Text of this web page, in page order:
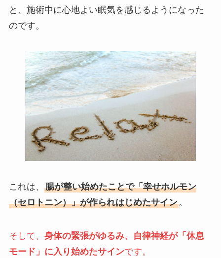
と、施術中に心地よい眠気を感じるようになった
のです。
これは、 腸が整い始めたことで「幸せホルモン
（セロトニン）」が作られはじめたサイン。
そして、 身体の緊張がゆるみ、自律神経が「休息
モード」に入り始めたサインです。